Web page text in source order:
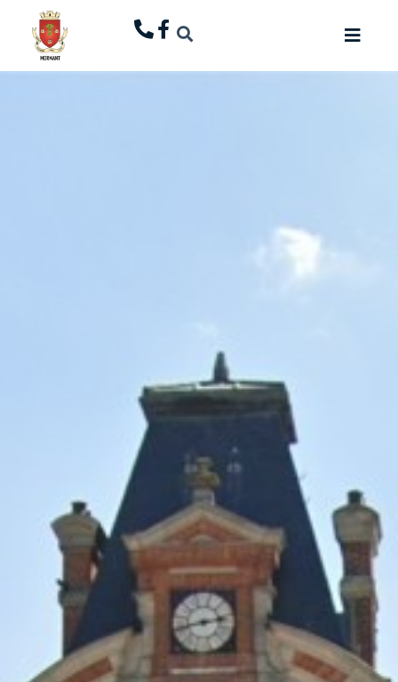
principal